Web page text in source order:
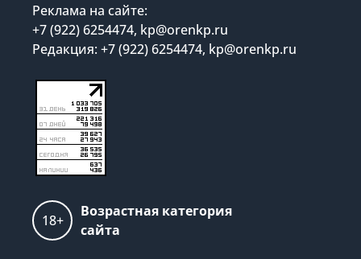
Реклама на сайте:
+7 (922) 6254474, kp@orenkp.ru
Редакция: +7 (922) 6254474, kp@orenkp.ru
18+
Возрастная категория
сайта